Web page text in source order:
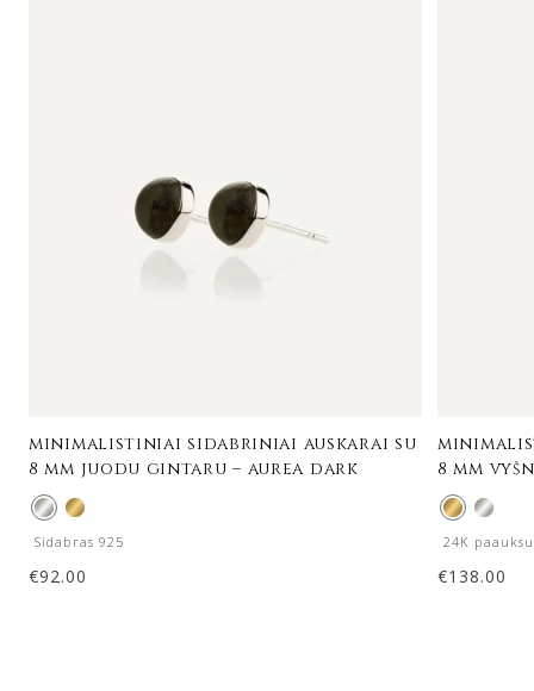
minimalistiniai sidabriniai auskarai su
8 mm juodu gintaru – aurea dark
Sidabras 925
€92.00
8 mm
24K
€138.00